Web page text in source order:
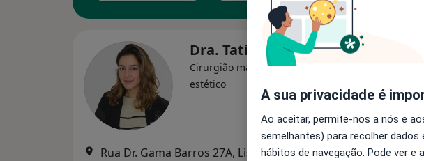
Dra. Tatiana Antunes
Cirurgião maxilo-facial, Médico
estético
Rua Dr. Gama Barros 27A, Lisboa•Mapa
A sua privacidade é
Ao aceitar, permite-nos a nós e
semelhantes) para recolher
hábitos de navegação. Pode ver